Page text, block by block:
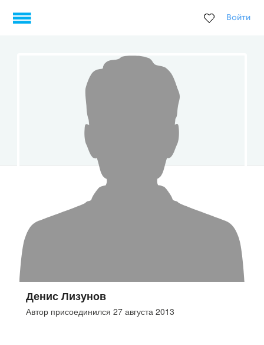
Войти
Денис Лизунов
Автор присоединился 27 августа 2013